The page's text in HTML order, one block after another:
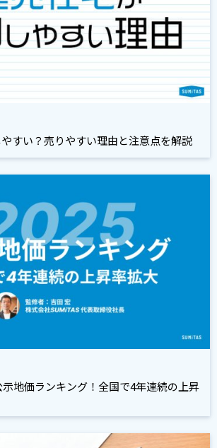
すい？売りやすい理由と注意点を解説
示地価ランキング！全国で4年連続の上昇